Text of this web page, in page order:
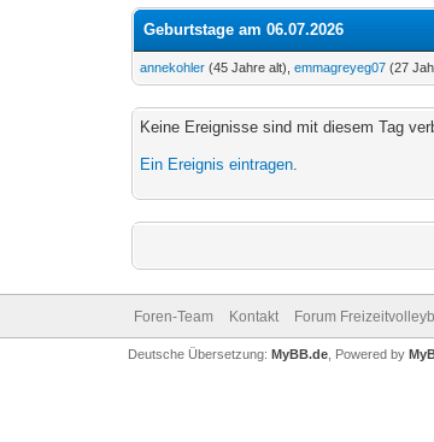
Geburtstage am 06.07.2026
annekohler (45 Jahre alt),emmagreyeg07 (27
Keine Ereignisse sind mit diesem Tag
Ein Ereignis eintragen.
Foren-Team Kontakt Forum
Deutsche Übersetzung: MyBB.de, Powered by